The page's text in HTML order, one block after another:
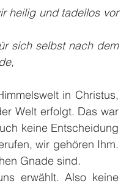
heilig und tadellos vor
sich selbst nach dem
in Christus,
Welt erfolgt. Das war
keine Entscheidung
wir gehören Ihm.
Gnade sind.
erwählt. Also keine